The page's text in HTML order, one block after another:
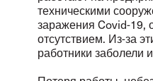
техническими
заражения Covid-19,
отсутствием. Из-за
работники заболели